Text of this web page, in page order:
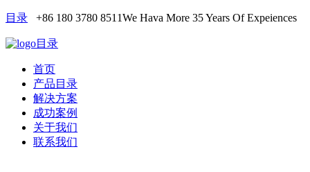
目录 +86 180 3780 8511We Hava More 35 Years Of Expeiences
目录
首页
产品目录
解决方案
成功案例
关于我们
联系我们